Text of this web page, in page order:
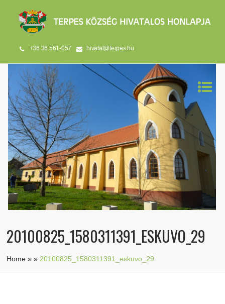
+36 36 561-057 hivatal@terpes.hu
20100825_1580311391_ESKUVO_29
Home »» 20100825_1580311391_eskuvo_29